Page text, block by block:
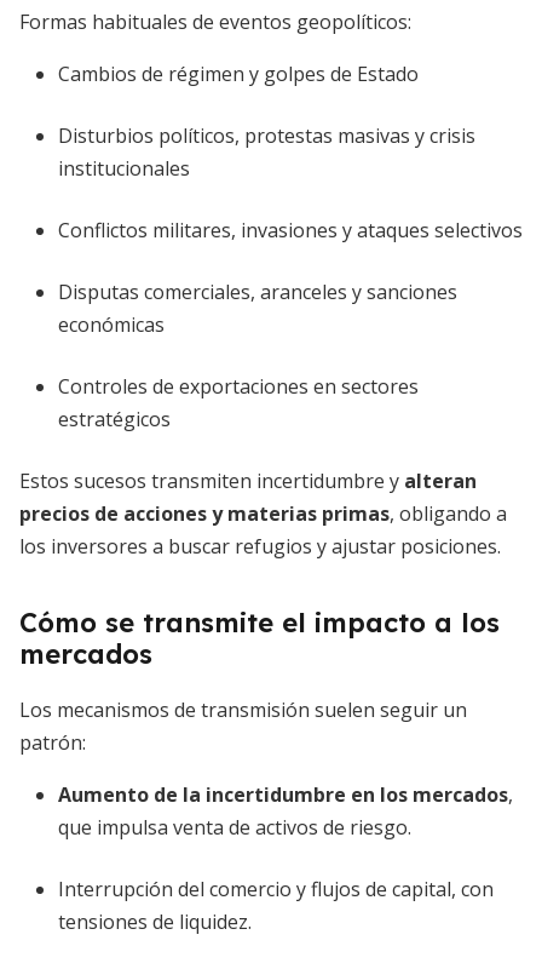
Formas habituales de eventos geopolíticos:
Cambios de régimen y golpes de Estado
Disturbios políticos, protestas masivas y crisis
institucionales
Conflictos militares, invasiones y ataques selectivos
Disputas comerciales, aranceles y sanciones
económicas
Controles de exportaciones en sectores
estratégicos
Estos sucesos transmiten incertidumbre y alteran
precios de acciones y materias primas, obligando a
los inversores a buscar refugios y ajustar posiciones.
Cómo se transmite el impacto a los
mercados
Los mecanismos de transmisión suelen seguir un
patrón:
Aumento de la incertidumbre en los mercados,
que impulsa venta de activos de riesgo.
Interrupción del comercio y flujos de capital, con
tensiones de liquidez.